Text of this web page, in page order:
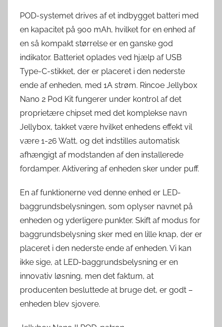
POD-systemet drives af et indbygget batteri med
en kapacitet på 900 mAh, hvilket for en enhed af
en så kompakt størrelse er en ganske god
indikator. Batteriet oplades ved hjælp af USB
Type-C-stikket, der er placeret i den nederste
ende af enheden, med 1A strøm. Rincoe Jellybox
Nano 2 Pod Kit fungerer under kontrol af det
proprietære chipset med det komplekse navn
Jellybox, takket være hvilket enhedens effekt vil
være 1-26 Watt, og det indstilles automatisk
afhængigt af modstanden af den installerede
fordamper. Aktivering af enheden sker under puff.
En af funktionerne ved denne enhed er LED-
baggrundsbelysningen, som oplyser navnet på
enheden og yderligere punkter. Skift af modus for
baggrundsbelysning sker med en lille knap, der er
placeret i den nederste ende af enheden. Vi kan
ikke sige, at LED-baggrundsbelysning er en
innovativ løsning, men det faktum, at
producenten besluttede at bruge det, er godt –
enheden blev sjovere.